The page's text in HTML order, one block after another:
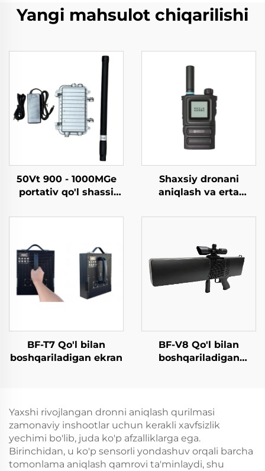
Yangi mahsulot chiqarilishi
50Vt 900 - 1000MGe
portativ qo'l shassi
hisoblagich dron
Shaxsiy dronani
aniqlash va erta
BF-T7 Qo'l bilan
boshqariladigan ekran
BF-V8 Qo'l bilan
boshqariladigan
bilan)
Yaxshi rivojlangan dronni aniqlash qurilmasi
zamonaviy inshootlar uchun kerakli xavfsizlik
yechimi bo'lib, juda ko'p afzalliklarga ega.
Birinchidan, u ko'p sensorli yondashuv orqali barcha
tomonlama aniqlash qamrovi ta'minlaydi, shu